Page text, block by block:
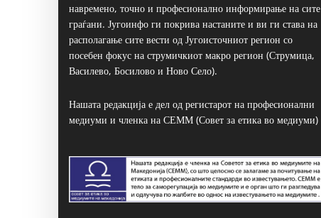
навремено, точно и професионално информирање на сите
граѓани. Југоинфо ги покрива настаните и ви ги става на
располагање сите вести од Југоисточниот регион со
посебен фокус на струмичкиот макро регион (Струмица,
Василево, Босилово и Ново Село).
Нашата редакција е дел од регистарот на професионални
медиуми и членка на СЕММ (Совет за етика во медиуми)